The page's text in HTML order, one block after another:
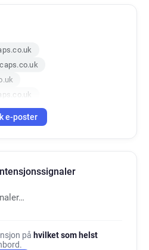
e-poster
på hvilket som helst